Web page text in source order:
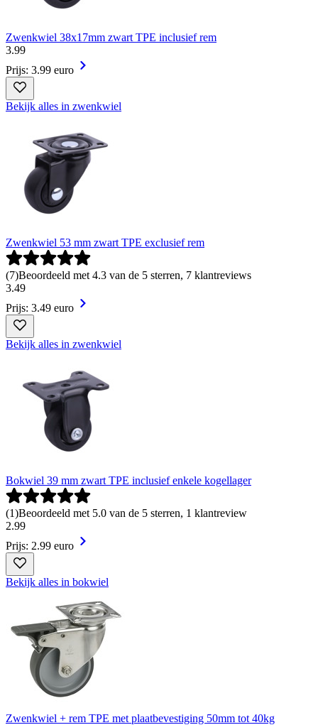
Zwenkwiel 38x17mm zwart TPE inclusief rem
3.99
Prijs: 3.99 euro
Bekijk alles in zwenkwiel
Zwenkwiel 53 mm zwart TPE exclusief rem
(7)Beoordeeld met 4.3 van de 5 sterren, 7 klantreviews
3.49
Prijs: 3.49 euro
Bekijk alles in zwenkwiel
Bokwiel 39 mm zwart TPE inclusief enkele kogellager
(1)Beoordeeld met 5.0 van de 5 sterren, 1 klantreview
2.99
Prijs: 2.99 euro
Bekijk alles in bokwiel
Zwenkwiel + rem TPE met plaatbevestiging 50mm tot 40kg